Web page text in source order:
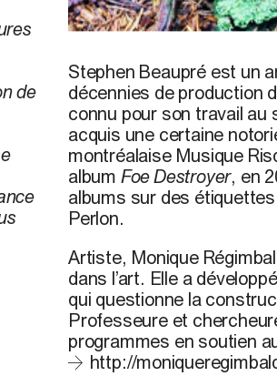
de
Stephen Beaupré est un
décennies de production
connu pour son travail au
acquis une certaine
montréalaise Musique
album Foe Destroyer, en
albums sur des
Perlon.
Artiste, Monique
dans l’art. Elle a
qui questionne la
Professeure et
programmes en soutien
http://